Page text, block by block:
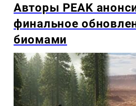
Авторы PEAK
финальное
биомами